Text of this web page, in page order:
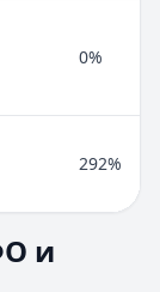
0%
292%
8.
и